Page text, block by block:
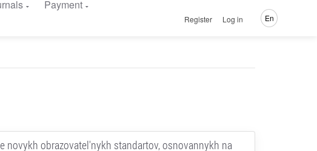
Payment
Register Log in En
obrazovatel'nykh standartov, osnovannykh na